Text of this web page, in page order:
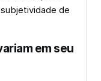
de
em seu